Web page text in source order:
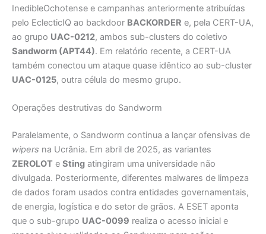
InedibleOchotense e campanhas anteriormente atribuídas
pelo EclecticIQ ao backdoor BACKORDER e, pela CERT-UA,
ao grupo UAC-0212, ambos sub-clusters do coletivo
Sandworm (APT44). Em relatório recente, a CERT-UA
também conectou um ataque quase idêntico ao sub-cluster
UAC-0125, outra célula do mesmo grupo.
Operações destrutivas do Sandworm
Paralelamente, o Sandworm continua a lançar ofensivas de
wipers na Ucrânia. Em abril de 2025, as variantes
ZEROLOT e Sting atingiram uma universidade não
divulgada. Posteriormente, diferentes malwares de limpeza
de dados foram usados contra entidades governamentais,
de energia, logística e do setor de grãos. A ESET aponta
que o sub-grupo UAC-0099 realiza o acesso inicial e